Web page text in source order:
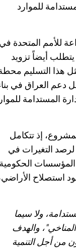
للموارد
للأمم المتحدة في
أيضاً تزويد
هذا التسليم
دعم العراق في
المستدامة
إذ تتكامل
لرصد التغيرات في
المؤسسات الحكومية
استصلاح
ولا سيما
والهدف
من أجل التنمية